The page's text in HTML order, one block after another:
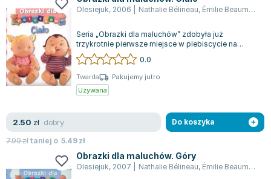
Olesiejuk, 2006 Nathalie Bélineau, Émilie Beaumont
Seria „Obrazki dla maluchów” zdobyła już
trzykrotnie pierwsze miejsce w plebiscycie na
„Najlepszy produkt dla dziecka”, nagrodzony...
0.0
Twarda
Pakujemy jutro
Używana
2.50 zł dobry
7.99złtaniej o5.49zł
Do koszyka
Obrazki dla maluchów. Góry
Olesiejuk, 2007 Nathalie Bélineau, Émilie Beaumont